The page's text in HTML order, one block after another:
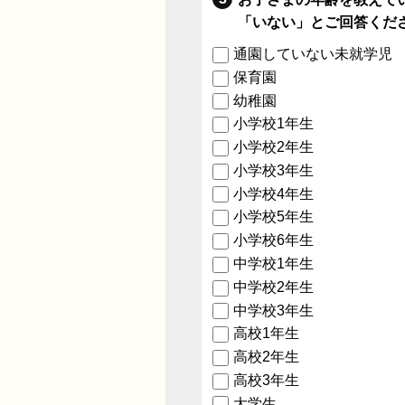
「いない」とご回答くだ
通園していない未就学児
保育園
幼稚園
小学校1年生
小学校2年生
小学校3年生
小学校4年生
小学校5年生
小学校6年生
中学校1年生
中学校2年生
中学校3年生
高校1年生
高校2年生
高校3年生